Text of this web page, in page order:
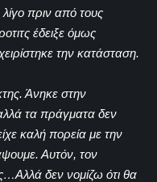
πριν από τους
έδειξε όμως
την κατάσταση.
Άνηκε στην
τα πράγματα δεν
καλή πορεία με την
Αυτόν, τον
δεν νομίζω ότι θα